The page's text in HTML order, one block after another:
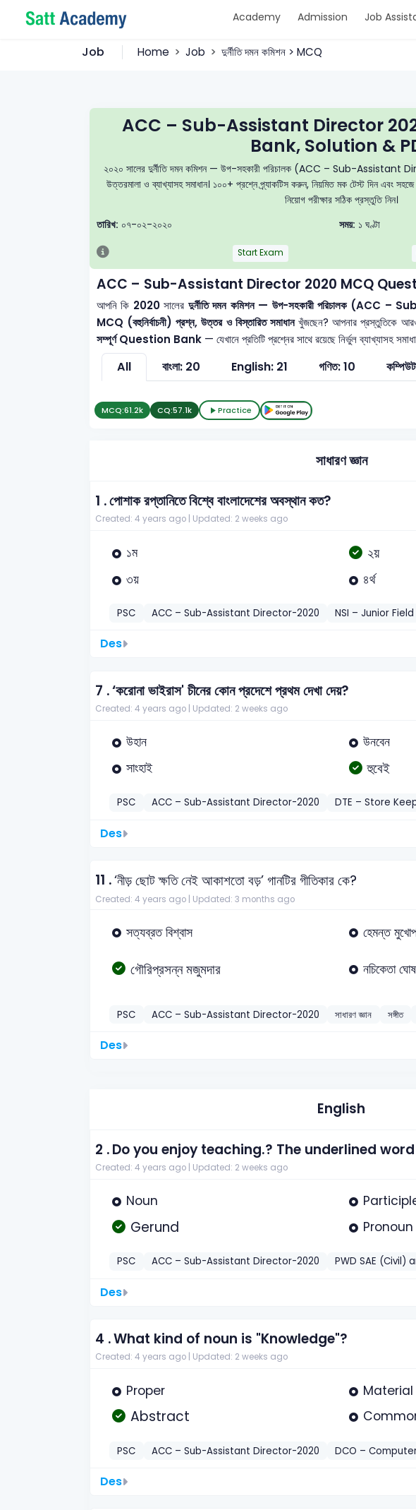
Academy Admission Job
Job Home Job দুর্নীতি দমন কমিশন > MCQ
ACC – Sub-Assistant Director
Bank, Solution &
২০২০ সালের দুর্নীতি দমন কমিশন — উপ-সহকারী পরিচালক (ACC – Sub-Assistant
উত্তরমালা ও ব্যাখ্যাসহ সমাধান। ১০০+ প্রশ্নে প্র্যাকটিস করুন, নিয়মিত মক টেস্ট দিন এবং
নিয়োগ পরীক্ষার সঠিক প্রস্তুতি নিন।
তারিখ: ০৭-০২-২০২০ সময়: ১ ঘণ্টা
Start Exam
ACC – Sub-Assistant Director 2020 MCQ
আপনি কি 2020সালের দুর্নীতি দমন কমিশন — উপ-সহকারী পরিচালক
MCQ (বহুনির্বাচনী) প্রশ্ন, উত্তর ও বিস্তারিত সমাধানখুঁজছেন? আপনার প্রস্তুতিকে
সম্পূর্ণ Question Bank — যেখানে প্রতিটি প্রশ্নের সাথে রয়েছে নির্ভুল ব্যাখ্যাসহ
All বাংলা: 20 English: 21 গণিত: 10
MCQ:61.2k CQ:57.1k Practice
সাধারণ জ্ঞান
1 .পোশাক রপ্তানিতে বিশ্বে বাংলাদেশের অবস্থান কত?
Created: 4 years ago | Updated: 2 weeks ago
১ম ২য়
৩য় ৪র্থ
PSC ACC – Sub-Assistant Director-2020 NSI – Junior
Des
7 .‘করোনা ভাইরাস' চীনের কোন প্রদেশে প্রথম দেখা দেয়?
Created: 4 years ago | Updated: 2 weeks ago
উহান
উনবেন
সাংহাই
হুবেই
PSC ACC – Sub-Assistant Director-2020 DTE – Store
Des
11 .‘নীড় ছোট ক্ষতি নেই আকাশতো বড়’ গানটির গীতিকার কে?
Created: 4 years ago | Updated: 3 months ago
সত্যব্রত বিশ্বাস হেমন্ত
গৌরিপ্রসন্ন মজুমদার নচিকেতা ঘোষ
PSC ACC – Sub-Assistant Director-2020 সাধারণ জ্ঞান সঙ্গীত
Des
English
2 .Do you enjoy teaching.? The underlined
Created: 4 years ago | Updated: 2 weeks ago
Noun
Gerund Pronoun
PSC ACC – Sub-Assistant Director-2020 PWD SAE (Civil)
Des
4 .What kind of noun is "Knowledge"?
Created: 4 years ago | Updated: 2 weeks ago
Proper Material
Abstract
PSC ACC – Sub-Assistant Director-2020 DCO –
Des